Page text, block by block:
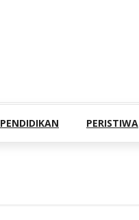
PENDIDIKAN PERISTIWA